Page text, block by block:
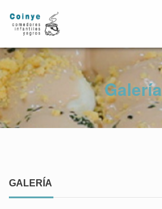
Galería
GALERÍA